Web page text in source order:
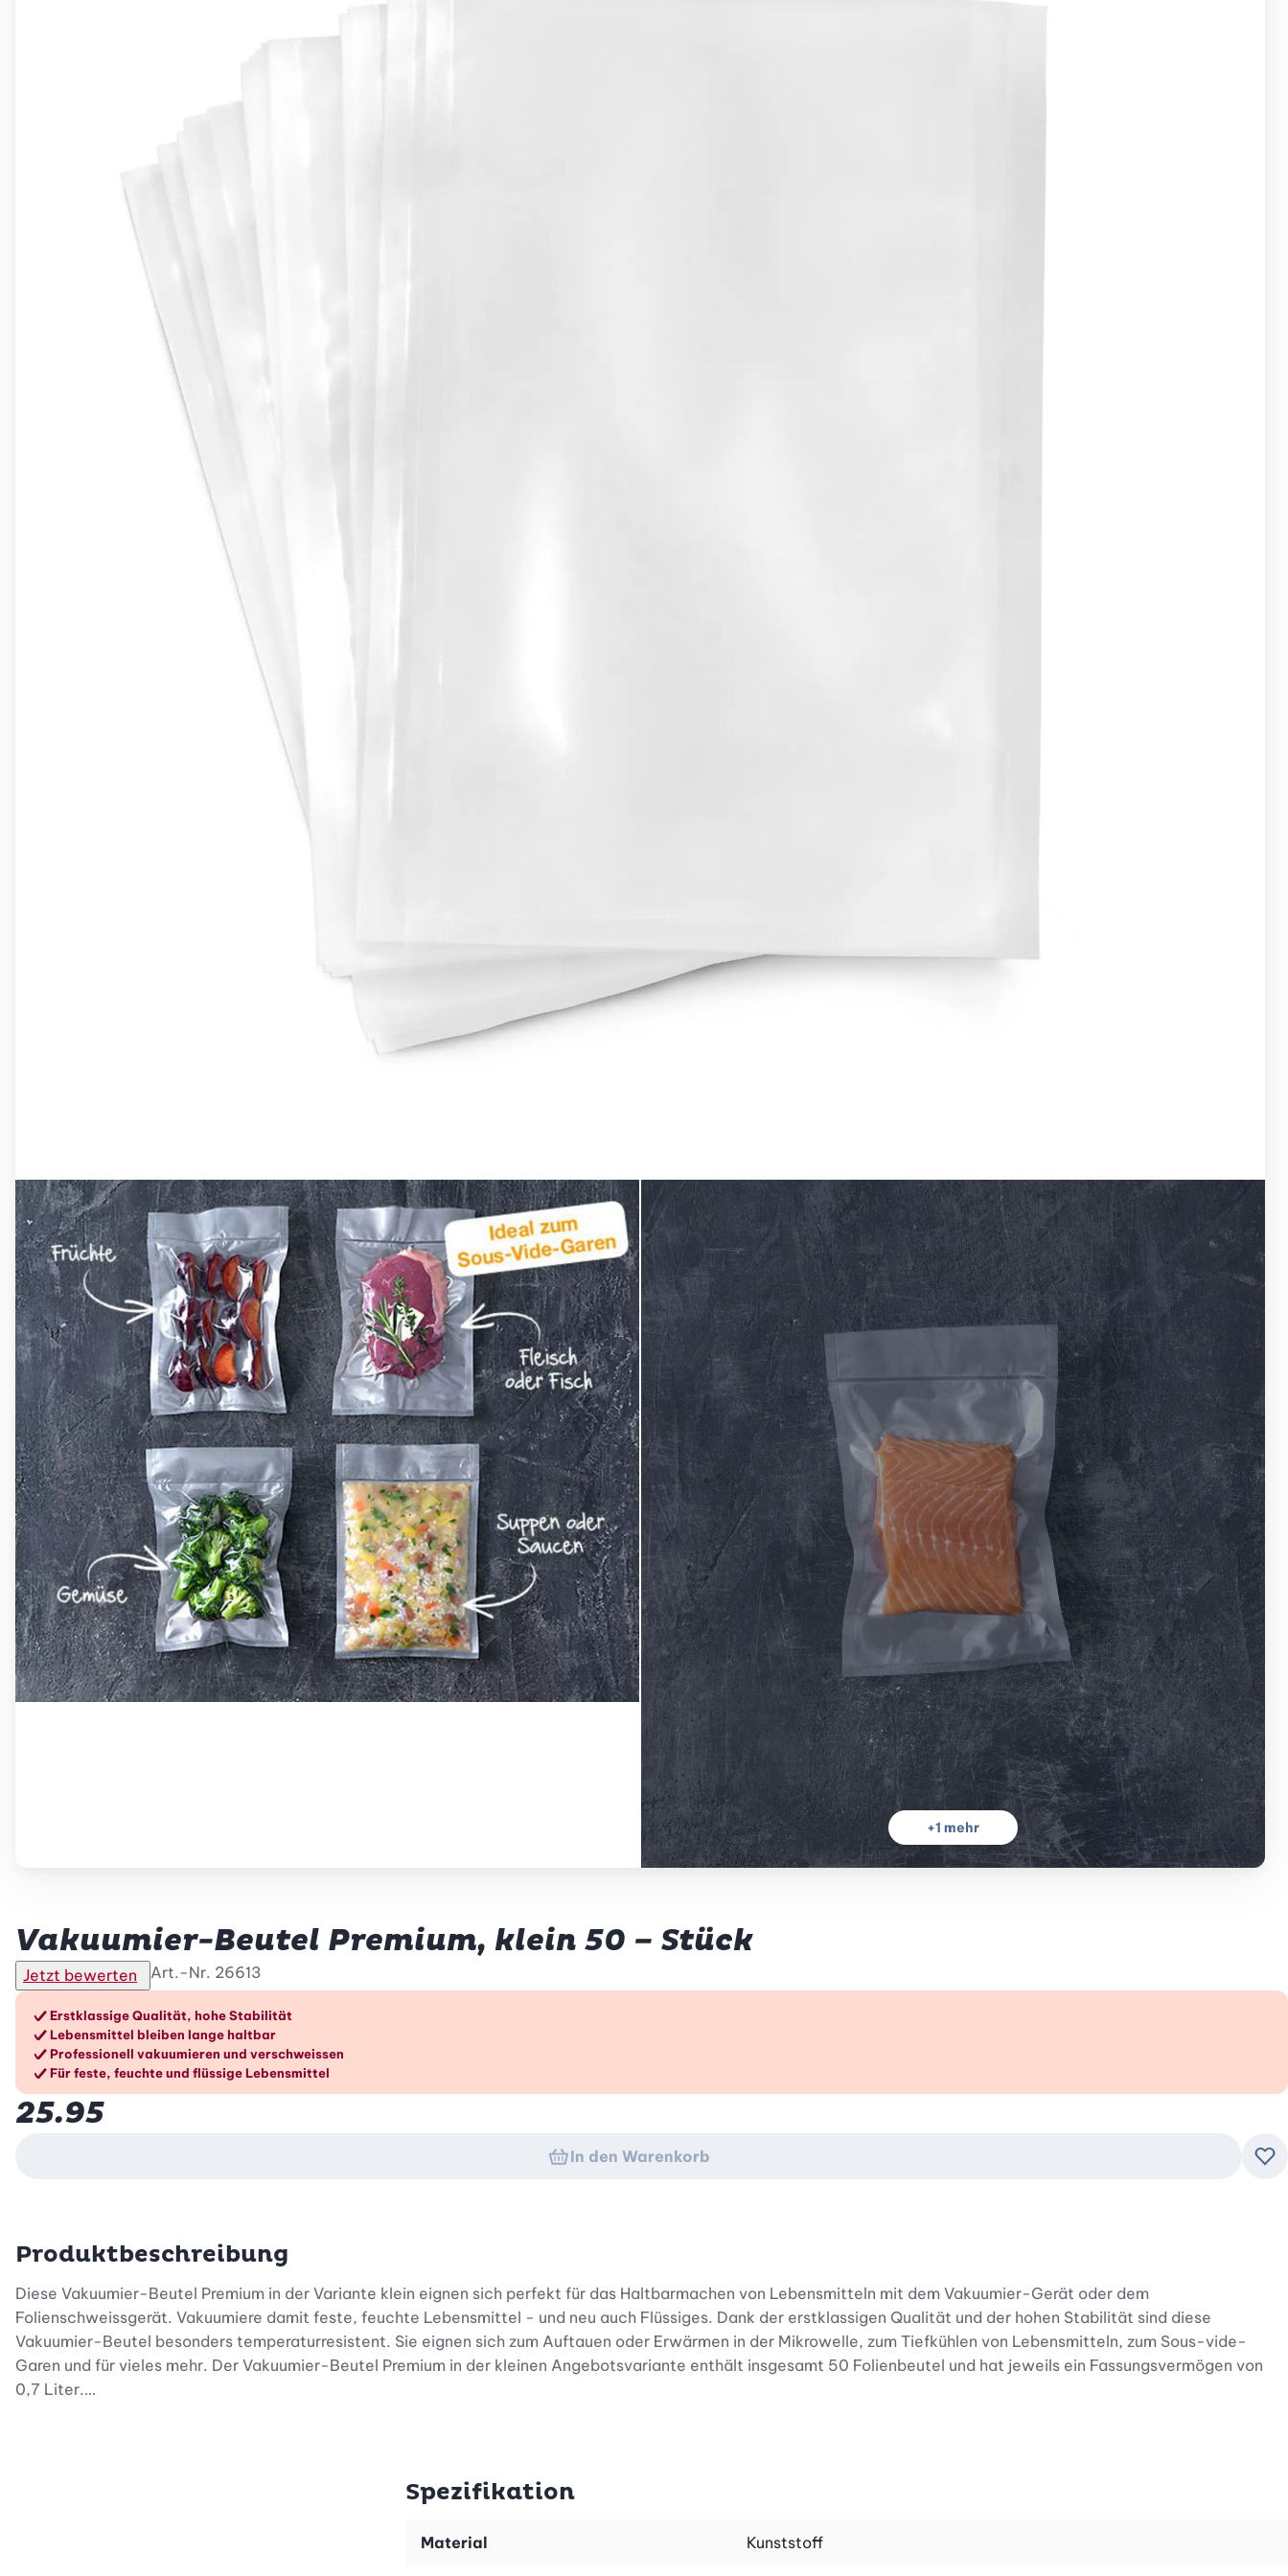
+1 mehr
Vakuumier-Beutel Premium, klein 50 – Stück
Jetzt bewerten Art.-Nr. 26613
Die Vorteile im Überblick
Erstklassige Qualität, hohe Stabilität
Lebensmittel bleiben lange haltbar
Professionell vakuumieren und verschweissen
Für feste, feuchte und flüssige Lebensmittel
25.95
In den Warenkorb
Produktbeschreibung
Diese Vakuumier-Beutel Premium in der Variante klein eignen sich perfekt für das Haltbarmachen von Lebensmitteln mit dem Vakuumier-Gerät oder dem
Folienschweissgerät. Vakuumiere damit feste, feuchte Lebensmittel - und neu auch Flüssiges. Dank der erstklassigen Qualität und der hohen Stabilität sind diese
Vakuumier-Beutel besonders temperaturresistent. Sie eignen sich zum Auftauen oder Erwärmen in der Mikrowelle, zum Tiefkühlen von Lebensmitteln, zum Sous-vide-
Garen und für vieles mehr. Der Vakuumier-Beutel Premium in der kleinen Angebotsvariante enthält insgesamt 50 Folienbeutel und hat jeweils ein Fassungsvermögen von
0,7 Liter.
Spezifikation
Material Kunststoff